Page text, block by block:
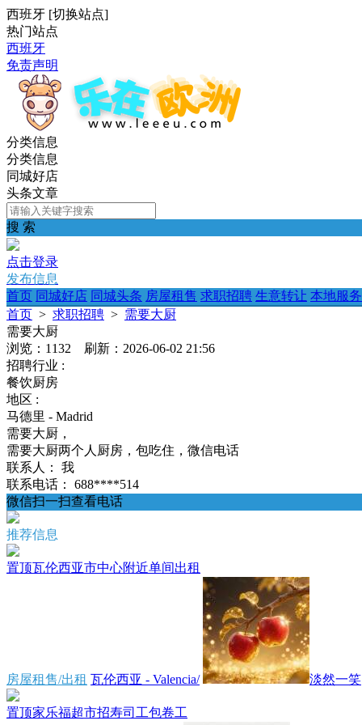
西班牙 [切换站点]
热门站点
西班牙
免责声明
分类信息
分类信息
同城好店
头条文章
搜 索
点击登录
发布信息
首页 同城好店 同城头条 房屋租售 求职招聘 生意转让 本地服务
首页 > 求职招聘 > 需要大厨
需要大厨
浏览：1132 刷新：2026-06-02 21:56
招聘行业 :
餐饮厨房
地区 :
马德里 - Madrid
需要大厨，
需要大厨两个人厨房，包吃住，微信电话
联系人：
我
联系电话：
688****514
微信扫一扫查看电话
推荐信息
置顶瓦伦西亚市中心附近单间出租
房屋租售/出租 瓦伦西亚 - Valencia/ 淡然一笑
置顶家乐福超市招寿司工包卷工